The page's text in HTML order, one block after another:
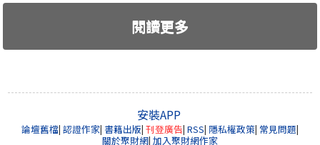
閱讀更多
安裝APP
論壇舊檔| 認證作家| 書籍出版| 刊登廣告| RSS| 隱私權政策| 常見問題|
關於聚財網| 加入聚財網作家